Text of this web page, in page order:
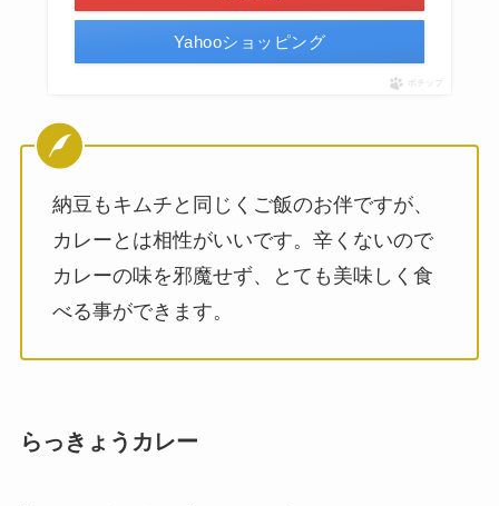
Yahooショッピング
ポチップ
納豆もキムチと同じくご飯のお伴ですが、
カレーとは相性がいいです。辛くないので
カレーの味を邪魔せず、とても美味しく食
べる事ができます。
らっきょうカレー